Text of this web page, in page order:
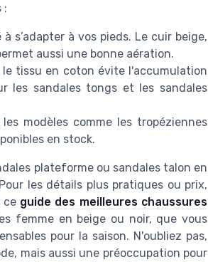
:
s’adapter à vos pieds. Le cuir beige,
aussi une bonne aération.
tissu en coton évite l'accumulation
les sandales tongs et les sandales
modèles comme les tropéziennes
en stock.
plateforme ou sandales talon en
les détails plus pratiques ou prix,
ce guide des meilleures chaussures
femme en beige ou noir, que vous
pour la saison. N'oubliez pas,
mais aussi une préoccupation pour